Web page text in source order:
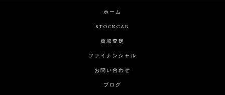
ホーム
STOCKCAR
買取査定
ファイナンシャル
お問い合わせ
ブログ